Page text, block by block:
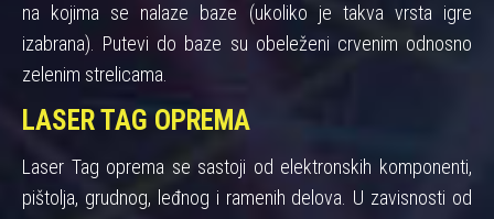
na kojima se nalaze baze (ukoliko je takva vrsta igre
izabrana). Putevi do baze su obeleženi crvenim odnosno
zelenim strelicama.
LASER TAG OPREMA
Laser Tag oprema se sastoji od elektronskih komponenti,
pištolja, grudnog, leđnog i ramenih delova. U zavisnosti od